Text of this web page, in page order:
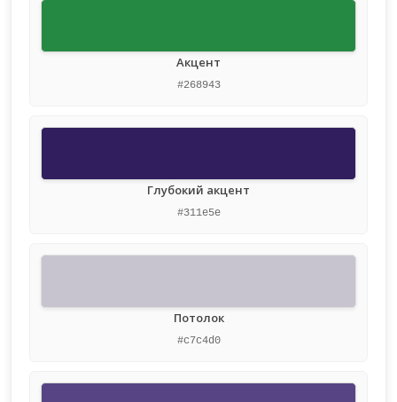
Акцент
#268943
Глубокий акцент
#311e5e
Потолок
#c7c4d0